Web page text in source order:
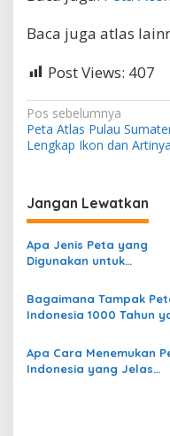
Baca juga atlas
Post Views: 407
N
a
i
g
a
s
i
p
s
Pos sebelumnya
Peta Atlas Pulau
Lengkap Ikon dan Artinya
Jangan Lewatkan
Apa Jenis Peta yang
Digunakan untuk
Persebaran Curah Hujan
Indonesia?
Bagaimana Tampak
Indonesia 1000 Tahun
Apa Cara Menemukan
Indonesia yang Jelas